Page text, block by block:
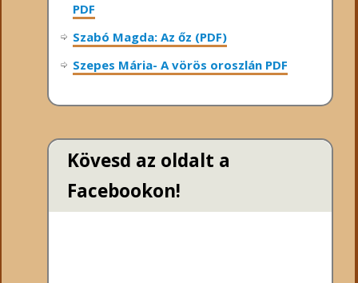
PDF
Szabó Magda: Az őz (PDF)
Szepes Mária- A vörös oroszlán PDF
Kövesd az oldalt a
Facebookon!